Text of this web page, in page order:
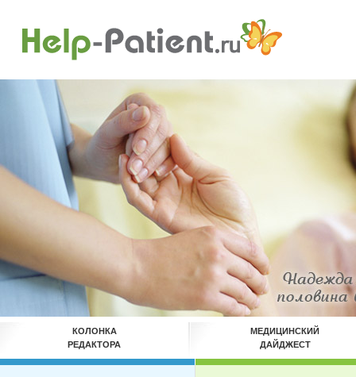
КОЛОНКА
РЕДАКТОРА
МЕДИЦИНСКИЙ
ДАЙДЖЕСТ